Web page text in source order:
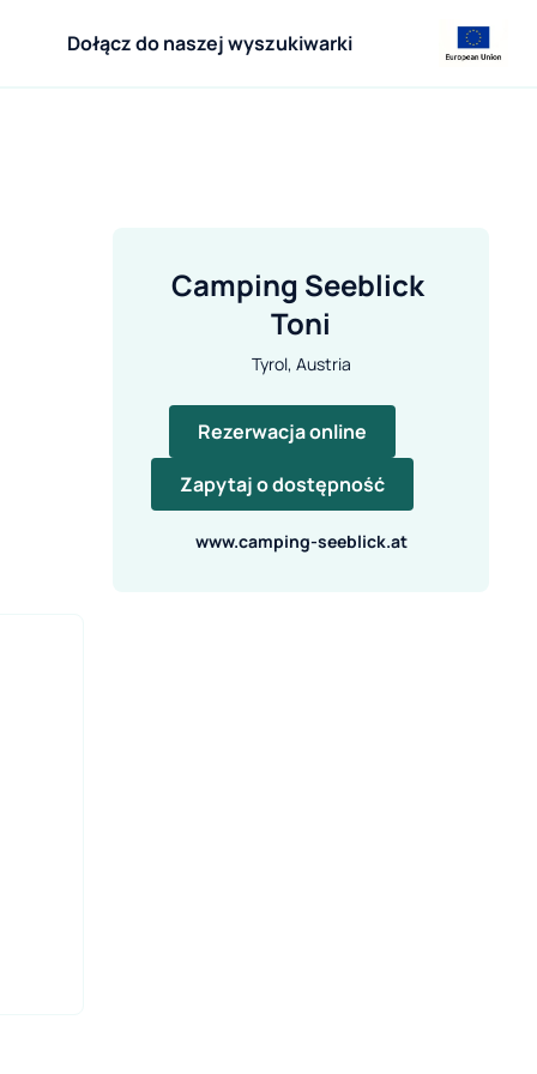
Dołącz do naszej wyszukiwarki
Camping Seeblick
Toni
Tyrol, Austria
Rezerwacja online
Zapytaj o dostępność
www.camping-seeblick.at